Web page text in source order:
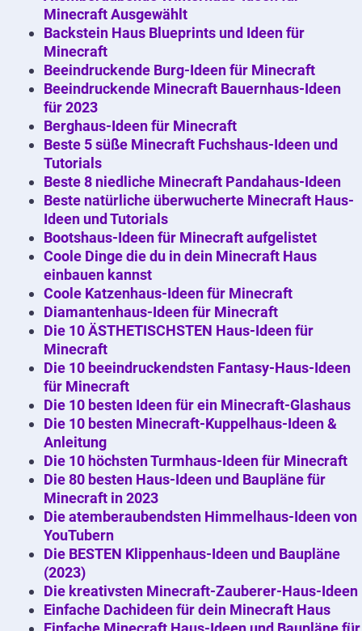
Minecraft Ausgewählt
Backstein Haus Blueprints und Ideen für
Minecraft
Beeindruckende Burg-Ideen für Minecraft
Beeindruckende Minecraft Bauernhaus-Ideen
für 2023
Berghaus-Ideen für Minecraft
Beste 5 süße Minecraft Fuchshaus-Ideen und
Tutorials
Beste 8 niedliche Minecraft Pandahaus-Ideen
Beste natürliche überwucherte Minecraft Haus-
Ideen und Tutorials
Bootshaus-Ideen für Minecraft aufgelistet
Coole Dinge die du in dein Minecraft Haus
einbauen kannst
Coole Katzenhaus-Ideen für Minecraft
Diamantenhaus-Ideen für Minecraft
Die 10 ÄSTHETISCHSTEN Haus-Ideen für
Minecraft
Die 10 beeindruckendsten Fantasy-Haus-Ideen
für Minecraft
Die 10 besten Ideen für ein Minecraft-Glashaus
Die 10 besten Minecraft-Kuppelhaus-Ideen &
Anleitung
Die 10 höchsten Turmhaus-Ideen für Minecraft
Die 80 besten Haus-Ideen und Baupläne für
Minecraft in 2023
Die atemberaubendsten Himmelhaus-Ideen von
YouTubern
Die BESTEN Klippenhaus-Ideen und Baupläne
(2023)
Die kreativsten Minecraft-Zauberer-Haus-Ideen
Einfache Dachideen für dein Minecraft Haus